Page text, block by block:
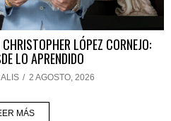
LÓPEZ CORNEJO:
LO APRENDIDO
/ 2 AGOSTO, 2026
MÁS